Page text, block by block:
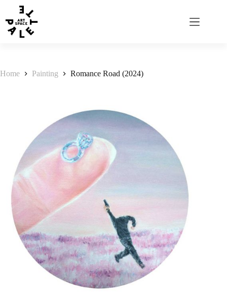
Home Painting Romance Road (2024)